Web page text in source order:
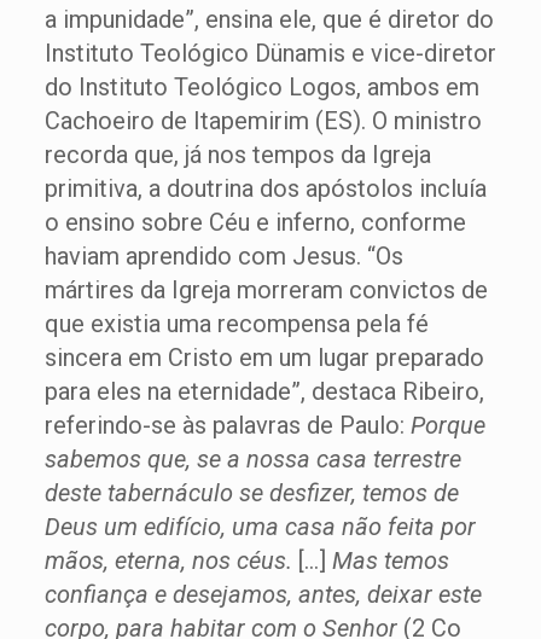
a impunidade”, ensina ele, que é diretor do
Instituto Teológico Dünamis e vice-diretor
do Instituto Teológico Logos, ambos em
Cachoeiro de Itapemirim (ES). O ministro
recorda que, já nos tempos da Igreja
primitiva, a doutrina dos apóstolos incluía
o ensino sobre Céu e inferno, conforme
haviam aprendido com Jesus. “Os
mártires da Igreja morreram convictos de
que existia uma recompensa pela fé
sincera em Cristo em um lugar preparado
para eles na eternidade”, destaca Ribeiro,
referindo-se às palavras de Paulo: Porque
sabemos que, se a nossa casa terrestre
deste tabernáculo se desfizer, temos de
Deus um edifício, uma casa não feita por
mãos, eterna, nos céus. […] Mas temos
confiança e desejamos, antes, deixar este
corpo, para habitar com o Senhor(2 Co